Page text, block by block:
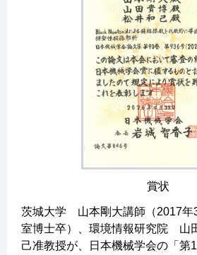
賞状
茨城大学 山本剛大講師（2017年
室博士卒）、環境情報研究院 山
己准教授が、日本機械学会の「第